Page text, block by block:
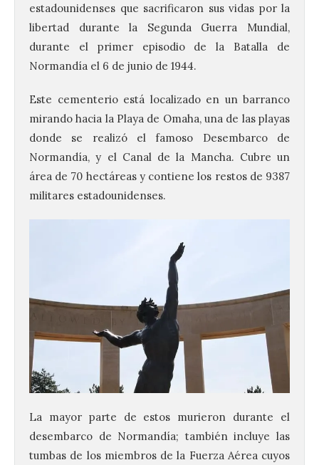
estadounidenses que sacrificaron sus vidas por la
libertad durante la Segunda Guerra Mundial,
durante el primer episodio de la Batalla de
Normandía el 6 de junio de 1944.
Este cementerio está localizado en un barranco
mirando hacia la Playa de Omaha, una de las playas
donde se realizó el famoso Desembarco de
Normandía, y el Canal de la Mancha. Cubre un
área de 70 hectáreas y contiene los restos de 9387
militares estadounidenses.
La mayor parte de estos murieron durante el
desembarco de Normandía; también incluye las
tumbas de los miembros de la Fuerza Aérea cuyos